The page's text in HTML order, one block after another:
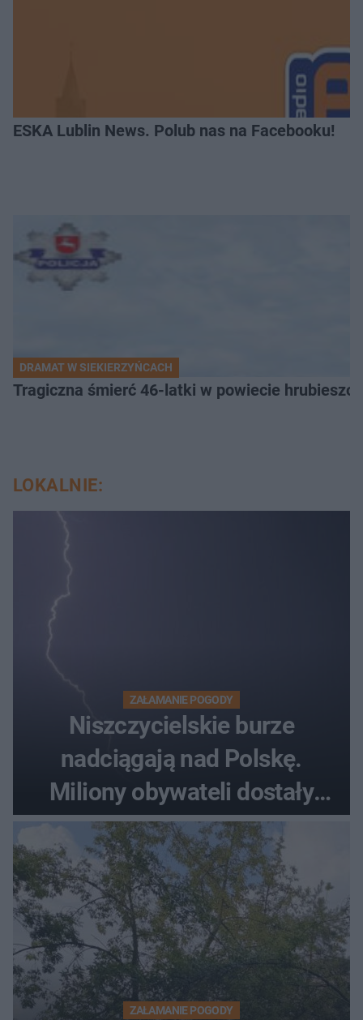
ESKA Lublin News. Polub nas na Facebooku!
DRAMAT W SIEKIERZYŃCACH
Tragiczna śmierć 46-latki w powiecie
LOKALNIE:
ZAŁAMANIE POGODY
Niszczycielskie burze
nadciągają nad Polskę.
Miliony obywateli dostały
wiadomości z pilnym
ostrzeżeniem
ZAŁAMANIE POGODY